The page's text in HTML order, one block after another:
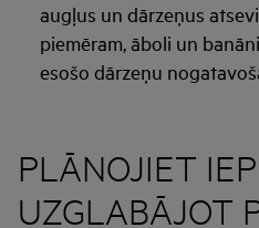
augļus un dārzeņus
piemēram, āboli un
esošo dārzeņu
PLĀNOJIET
UZGLABĀJOT